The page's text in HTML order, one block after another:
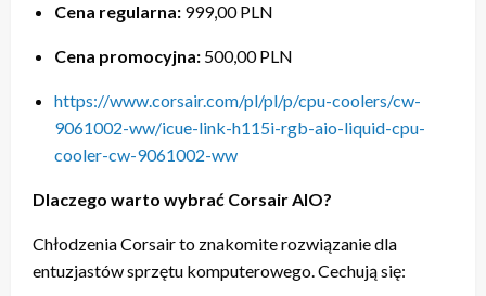
Cena regularna: 999,00 PLN
Cena promocyjna: 500,00 PLN
https://www.corsair.com/pl/pl/p/cpu-coolers/cw-
9061002-ww/icue-link-h115i-rgb-aio-liquid-cpu-
cooler-cw-9061002-ww
Dlaczego warto wybrać Corsair AIO?
Chłodzenia Corsair to znakomite rozwiązanie dla
entuzjastów sprzętu komputerowego. Cechują się: